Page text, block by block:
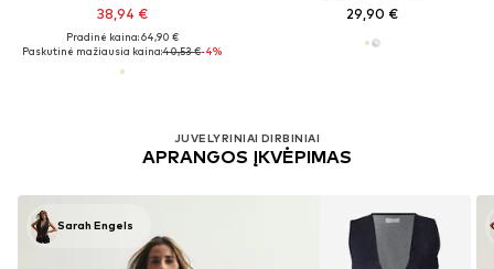
38,94 €
Pradinė kaina: 64,90 €
Paskutinė mažiausia kaina:40,53 €-4%
29,90 €
JUVELYRINIAI DIRBINIAI
APRANGOS ĮKVĖPIMAS
Sarah Engels